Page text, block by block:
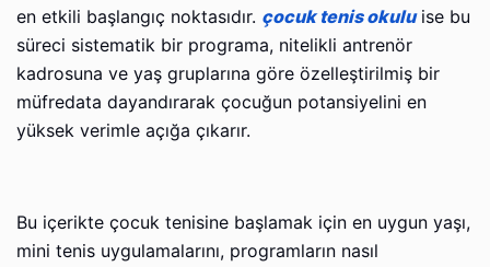
en etkili başlangıç noktasıdır. çocuk tenis okuluise bu
süreci sistematik bir programa, nitelikli antrenör
kadrosuna ve yaş gruplarına göre özelleştirilmiş bir
müfredata dayandırarak çocuğun potansiyelini en
yüksek verimle açığa çıkarır.
Bu içerikte çocuk tenisine başlamak için en uygun yaşı,
mini tenis uygulamalarını, programların nasıl